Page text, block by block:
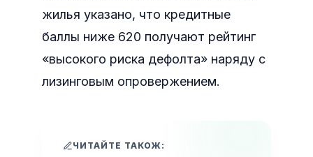
жилья указано, что кредитные
баллы ниже 620 получают рейтинг
«высокого риска дефолта» наряду с
лизинговым опровержением.
ЧИТАЙТЕ ТАКОЖ: